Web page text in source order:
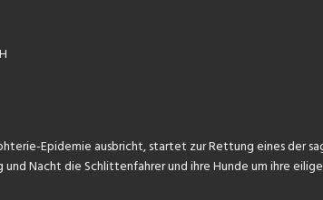
Epidemie ausbricht, startet zur Rettung eines der
und Nacht die Schlittenfahrer und ihre Hunde um ihre